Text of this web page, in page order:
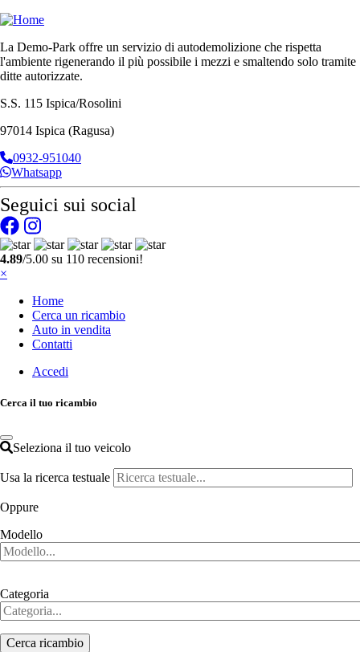
La Demo-Park offre un servizio di autodemolizione che rispetta
l'ambiente rigenerando il più possibile i mezzi e smaltendo solo tramite
ditte autorizzate.
S.S. 115 Ispica/Rosolini
97014 Ispica (Ragusa)
0932-951040
Whatsapp
Seguici sui social
4.89/5.00 su 110 recensioni!
×
Home
Cerca un ricambio
Auto in vendita
Contatti
Accedi
Cerca il tuo ricambio
Seleziona il tuo veicolo
Usa la ricerca testuale
Oppure
Modello
Categoria